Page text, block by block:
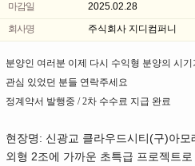
마감일
2025.02.28
회사명
주식회사 지디컴퍼니
분양인 여러분 이제 다시 수익형 분양의 시
관심 있었던 분들 연락주세요
정계약서 발행중 / 2차 수수료 지급 완료
현장명 : 신광교 클라우드시티 (구)아모
외형 2조에 가까운 초특급 프로젝트